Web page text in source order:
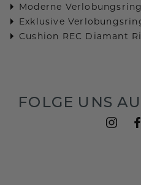
Moderne
Exklusive
Cushion REC Diamant
FOLGE UNS